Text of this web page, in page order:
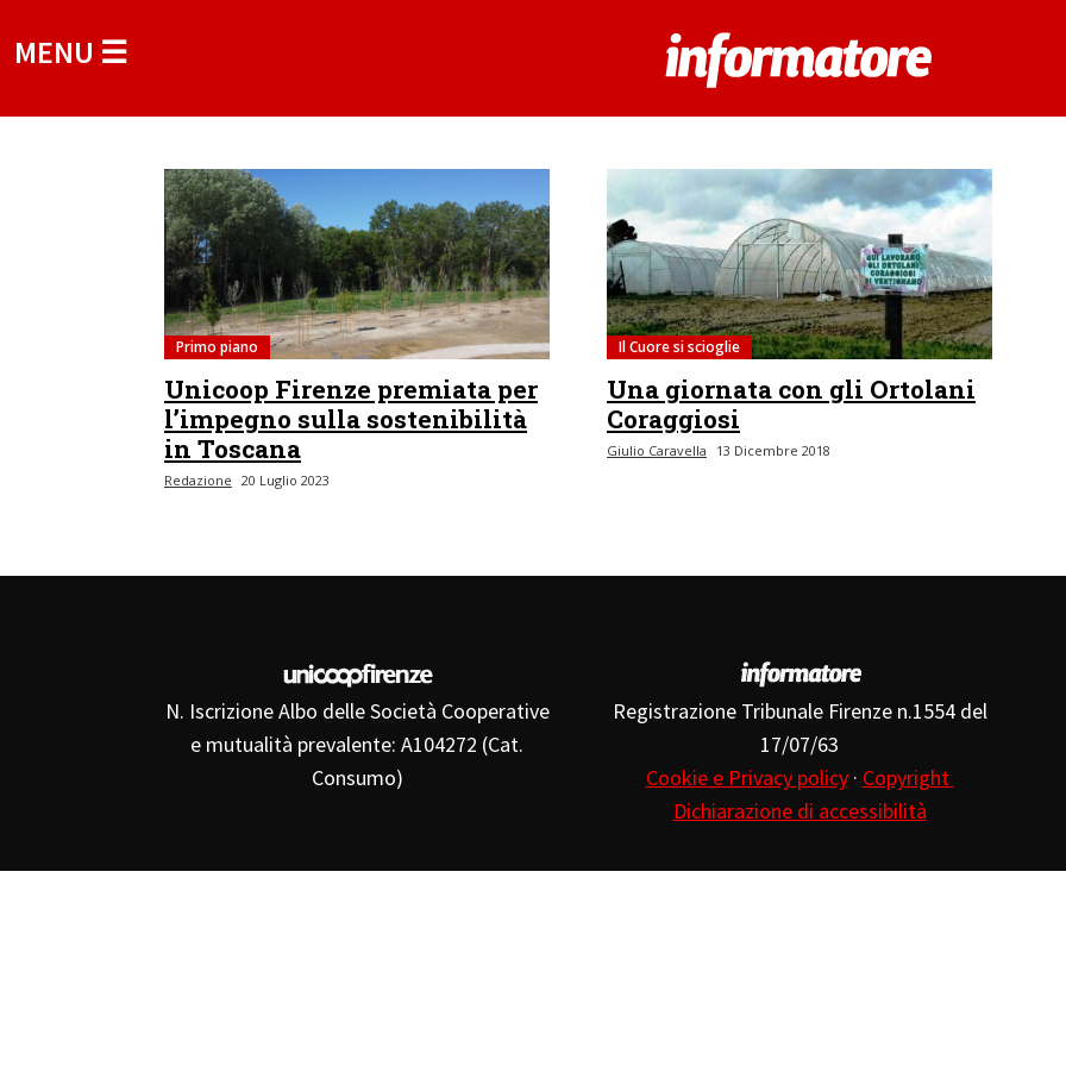
MENU ☰
Primo piano
Unicoop Firenze premiata per
l’impegno sulla sostenibilità
in Toscana
Redazione 20 Luglio 2023
Il Cuore si scioglie
Una giornata con gli Ortolani
Coraggiosi
Giulio Caravella 13 Dicembre 2018
N. Iscrizione Albo delle Società Cooperative
e mutualità prevalente: A104272 (Cat.
Consumo)
Registrazione Tribunale Firenze n.1554 del
17/07/63
Cookie e Privacy policy· Copyright
Dichiarazione di accessibilità